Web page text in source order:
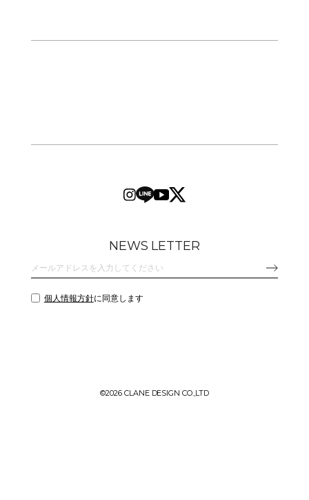
NEWS LETTER
個人情報方針に同意します
©2026 CLANE DESIGN CO.,LTD